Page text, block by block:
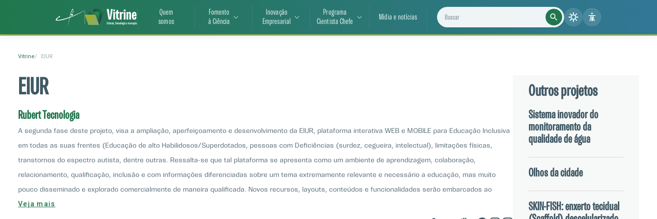
Quem
somos
Fomento
à Ciência
Inovação
Empresarial
Programa
Cientista Chefe
Mídia e notícias Buscar projetos, notícias e cientistas
Vitrine EIUR
EIUR
Rubert Tecnologia
A segunda fase deste projeto, visa a ampliação, aperfeiçoamento e desenvolvimento da EIUR, plataforma interativa WEB e MOBILE para Educação Inclusiva
em todas as suas frentes (Educação de alto Habilidosos/Superdotados, pessoas com Deficiências (surdez, cegueira, intelectual), limitações físicas,
transtornos do espectro autista, dentre outras. Ressalta-se que tal plataforma se apresenta como um ambiente de aprendizagem, colaboração,
relacionamento, qualificação, inclusão e com informações diferenciadas sobre um tema extremamente relevante e necessário a educação, mas muito
pouco disseminado e explorado comercialmente de maneira qualificada. Novos recursos, layouts, conteúdos e funcionalidades serão embarcados ao
produto nessa segunda fase, tornando-o ainda mais atraente, lúdico, adaptativo, formativo, diferenciado, mas, sobretudo, altamente comercializável.
Veja mais
Outros projetos
Sistema inovador do
monitoramento da
qualidade de água
Olhos da cidade
SKIN-FISH: enxerto tecidual